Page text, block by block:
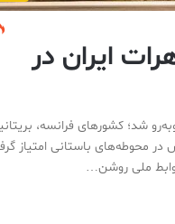
ایران در
شد؛ کشورهای فرانسه،
محوطه‌های باستانی امتیاز
ملی روشن…